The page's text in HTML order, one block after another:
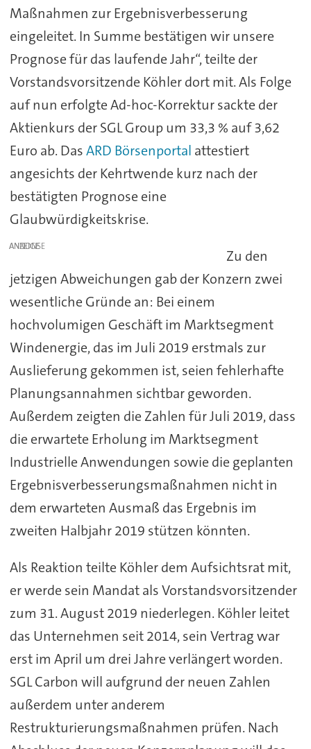
Maßnahmen zur Ergebnisverbesserung
eingeleitet. In Summe bestätigen wir unsere
Prognose für das laufende Jahr“, teilte der
Vorstandsvorsitzende Köhler dort mit. Als Folge
auf nun erfolgte Ad-hoc-Korrektur sackte der
Aktienkurs der SGL Group um 33,3 % auf 3,62
Euro ab. DasARD Börsenportal attestiert
angesichts der Kehrtwende kurz nach der
bestätigten Prognose eine
Glaubwürdigkeitskrise.
ANZEIGE
Zu den
jetzigen Abweichungen gab der Konzern zwei
wesentliche Gründe an: Bei einem
hochvolumigen Geschäft im Marktsegment
Windenergie, das im Juli 2019 erstmals zur
Auslieferung gekommen ist, seien fehlerhafte
Planungsannahmen sichtbar geworden.
Außerdem zeigten die Zahlen für Juli 2019, dass
die erwartete Erholung im Marktsegment
Industrielle Anwendungen sowie die geplanten
Ergebnisverbesserungsmaßnahmen nicht in
dem erwarteten Ausmaß das Ergebnis im
zweiten Halbjahr 2019 stützen könnten.
Als Reaktion teilte Köhler dem Aufsichtsrat mit,
er werde sein Mandat als Vorstandsvorsitzender
zum 31. August 2019 niederlegen. Köhler leitet
das Unternehmen seit 2014, sein Vertrag war
erst im April um drei Jahre verlängert worden.
SGL Carbon will aufgrund der neuen Zahlen
außerdem unter anderem
Restrukturierungsmaßnahmen prüfen. Nach